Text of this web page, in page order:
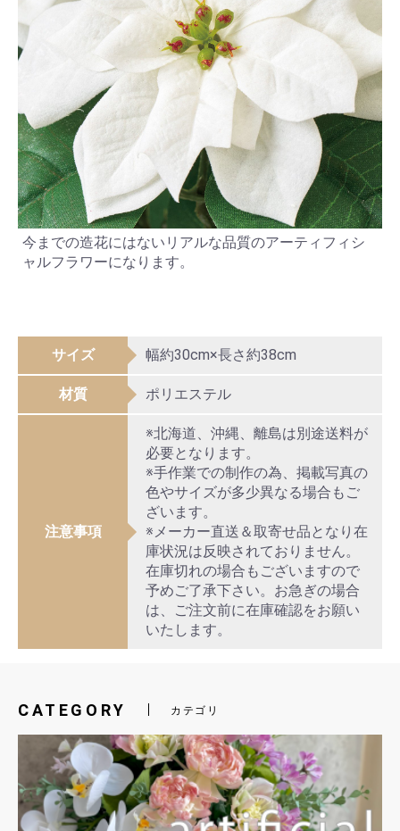
今までの造花にはないリアルな品質のアーティフィシ
ャルフラワーになります。
サイズ 幅約30cm×長さ約38cm
材質 ポリエステル
注意事項
※北海道、沖縄、離島は別途送料が
必要となります。
※手作業での制作の為、掲載写真の
色やサイズが多少異なる場合もご
ざいます。
※メーカー直送＆取寄せ品となり在
庫状況は反映されておりません。
在庫切れの場合もございますので
予めご了承下さい。お急ぎの場合
は、ご注文前に在庫確認をお願い
いたします。
CATEGORY カテゴリ